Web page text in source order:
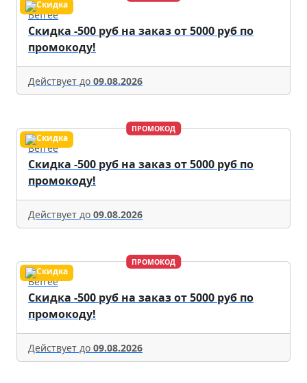
Befree
Скидка -500 руб на заказ от 5000 руб по
промокоду!
Действует до 09.08.2026
ПРОМОКОД
Befree
Скидка -500 руб на заказ от 5000 руб по
промокоду!
Действует до 09.08.2026
ПРОМОКОД
Befree
Скидка -500 руб на заказ от 5000 руб по
промокоду!
Действует до 09.08.2026